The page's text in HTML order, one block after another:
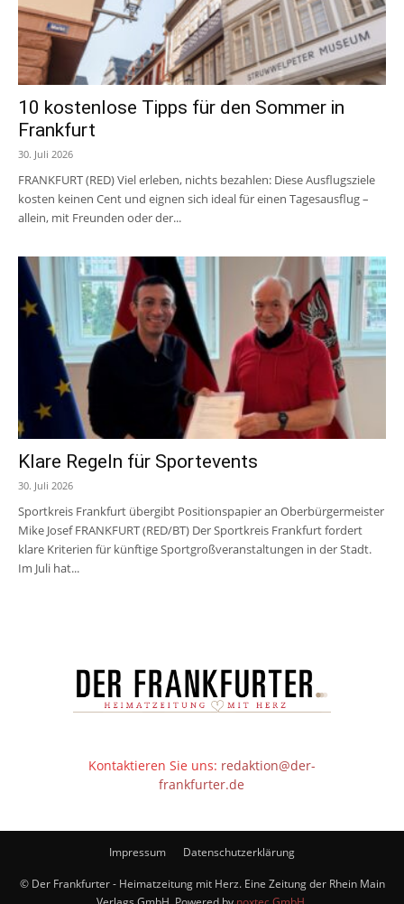
10 kostenlose Tipps für den Sommer in
Frankfurt
30. Juli 2026
FRANKFURT (RED) Viel erleben, nichts bezahlen: Diese Ausflugsziele
kosten keinen Cent und eignen sich ideal für einen Tagesausflug –
allein, mit Freunden oder der...
Klare Regeln für Sportevents
30. Juli 2026
Sportkreis Frankfurt übergibt Positionspapier an Oberbürgermeister
Mike Josef FRANKFURT (RED/BT) Der Sportkreis Frankfurt fordert
klare Kriterien für künftige Sportgroßveranstaltungen in der Stadt.
Im Juli hat...
Kontaktieren Sie uns: redaktion@der-
frankfurter.de
Impressum Datenschutzerklärung
© Der Frankfurter - Heimatzeitung mit Herz. Eine Zeitung der Rhein Main